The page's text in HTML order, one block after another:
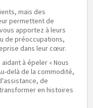
mais des
permettent de
apportez à leurs
de préoccupations,
dans leur cœur.
à épeler « Nous
delà de la commodité,
de
en histoires